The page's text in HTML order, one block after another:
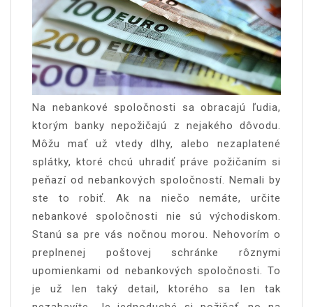
Na nebankové spoločnosti sa obracajú ľudia,
ktorým banky nepožičajú z nejakého dôvodu.
Môžu mať už vtedy dlhy, alebo nezaplatené
splátky, ktoré chcú uhradiť práve požičaním si
peňazí od nebankových spoločností. Nemali by
ste to robiť. Ak na niečo nemáte, určite
nebankové spoločnosti nie sú východiskom.
Stanú sa pre vás nočnou morou. Nehovorím o
preplnenej poštovej schránke rôznymi
upomienkami od nebankových spoločnosti. To
je už len taký detail, ktorého sa len tak